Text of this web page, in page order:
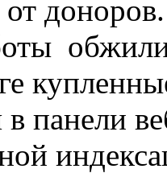
панели